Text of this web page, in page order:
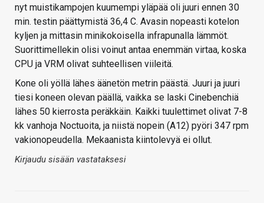
nyt muistikampojen kuumempi yläpää oli juuri ennen 30
min. testin päättymistä 36,4 C. Avasin nopeasti kotelon
kyljen ja mittasin minikokoisella infrapunalla lämmöt.
Suorittimellekin olisi voinut antaa enemmän virtaa, koska
CPU ja VRM olivat suhteellisen viileitä.
Kone oli yöllä lähes äänetön metrin päästä. Juuri ja juuri
tiesi koneen olevan päällä, vaikka se laski Cinebenchiä
lähes 50 kierrosta peräkkäin. Kaikki tuulettimet olivat 7-8
kk vanhoja Noctuoita, ja niistä nopein (A12) pyöri 347 rpm
vakionopeudella. Mekaanista kiintolevyä ei ollut.
Kirjaudu sisään vastataksesi